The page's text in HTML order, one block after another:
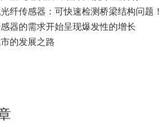
纤传感器：可快速检测桥梁结构问题！
器的需求开始呈现爆发性的增长
的发展之路